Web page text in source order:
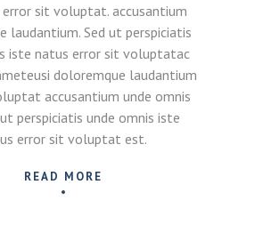
sit voluptat. accusantium
laudantium. Sed ut perspiciatis
iste natus error sit voluptatac
doloremque laudantium
accusantium unde omnis
perspiciatis unde omnis iste
error sit voluptat est.
READ MORE